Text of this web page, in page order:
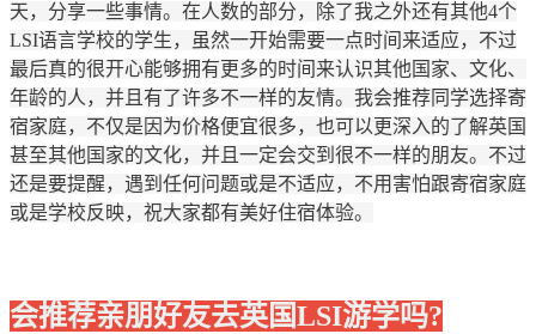
天，分享一些事情。在人数的部分，除了我之外还有其他4个
LSI语言学校的学生，虽然一开始需要一点时间来适应，不过
最后真的很开心能够拥有更多的时间来认识其他国家、文化、
年龄的人，并且有了许多不一样的友情。我会推荐同学选择寄
宿家庭，不仅是因为价格便宜很多，也可以更深入的了解英国
甚至其他国家的文化，并且一定会交到很不一样的朋友。不过
还是要提醒，遇到任何问题或是不适应，不用害怕跟寄宿家庭
或是学校反映，祝大家都有美好住宿体验。
会推荐亲朋好友去英国LSI游学吗?